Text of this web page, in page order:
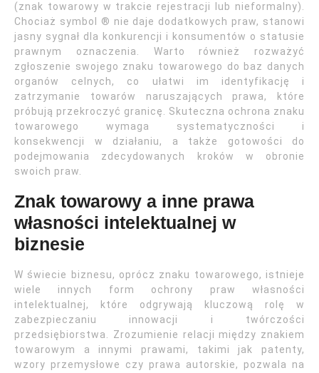
(znak towarowy w trakcie rejestracji lub nieformalny).
Chociaż symbol ® nie daje dodatkowych praw, stanowi
jasny sygnał dla konkurencji i konsumentów o statusie
prawnym oznaczenia. Warto również rozważyć
zgłoszenie swojego znaku towarowego do baz danych
organów celnych, co ułatwi im identyfikację i
zatrzymanie towarów naruszających prawa, które
próbują przekroczyć granicę. Skuteczna ochrona znaku
towarowego wymaga systematyczności i
konsekwencji w działaniu, a także gotowości do
podejmowania zdecydowanych kroków w obronie
swoich praw.
Znak towarowy a inne prawa
własności intelektualnej w
biznesie
W świecie biznesu, oprócz znaku towarowego, istnieje
wiele innych form ochrony praw własności
intelektualnej, które odgrywają kluczową rolę w
zabezpieczaniu innowacji i twórczości
przedsiębiorstwa. Zrozumienie relacji między znakiem
towarowym a innymi prawami, takimi jak patenty,
wzory przemysłowe czy prawa autorskie, pozwala na